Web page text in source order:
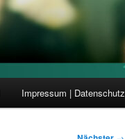
Impressum | Datenschutz